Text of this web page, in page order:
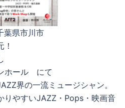
県市川市
！
ホール にて
界の一流ミュージシャン。
りやすいJAZZ・Pops・映画音